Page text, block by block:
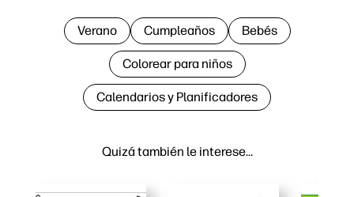
Quizá también le interese…
Verano Cumpleaños Bebés
Colorear para niños
Calendarios y Planificadores